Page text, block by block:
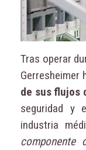
Tras operar
Gerresheimer
de sus flujos
seguridad y
industria
componente